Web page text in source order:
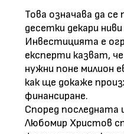
Това означава да
десетки декари
Инвестицията е
експерти казват,
нужни поне милион
как ще докаже
финансиране.
Според последната
Любомир Христов